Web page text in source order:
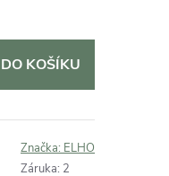
KOŠÍKU
Značka: ELHO
Záruka: 2